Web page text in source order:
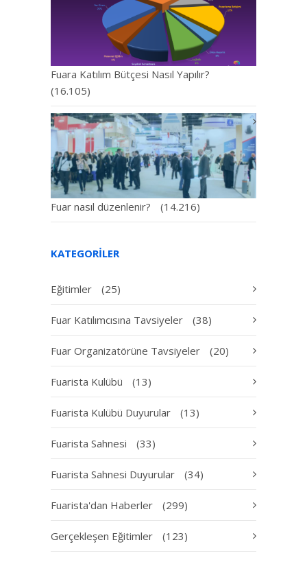
Fuara Katılım Bütçesi Nasıl Yapılır?
(16.105)
Fuar nasıl düzenlenir? (14.216)
KATEGORILER
Eğitimler (25)
Fuar Katılımcısına Tavsiyeler (38)
Fuar Organizatörüne Tavsiyeler (20)
Fuarista Kulübü (13)
Fuarista Kulübü Duyurular (13)
Fuarista Sahnesi (33)
Fuarista Sahnesi Duyurular (34)
Fuarista'dan Haberler (299)
Gerçekleşen Eğitimler (123)